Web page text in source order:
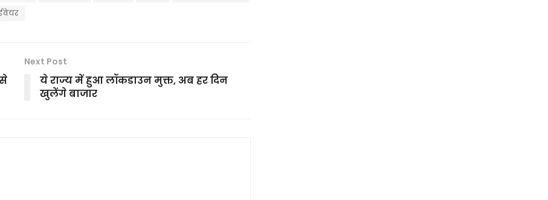
Next Post
ये राज्य में हुआ लॉकडाउन मुक्त, अब हर दिन
खुलेंगे बाजार